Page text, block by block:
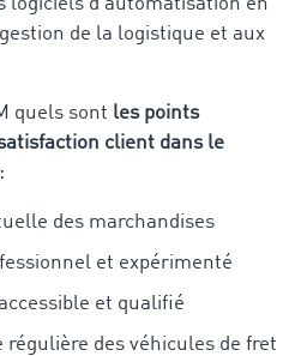
de la logistique et aux
quels sont les points
client dans le
:
des marchandises
et expérimenté
et qualifié
régulière des véhicules de fret